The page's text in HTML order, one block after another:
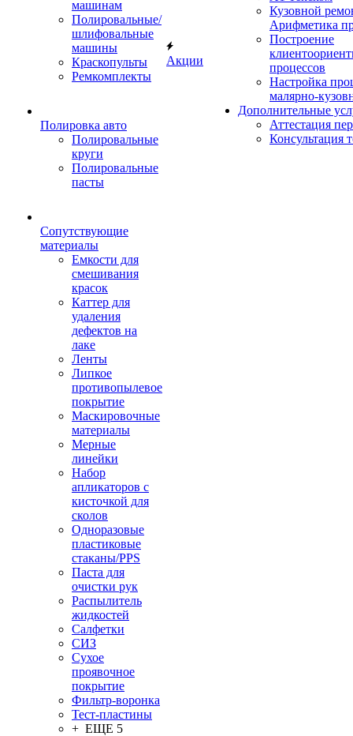
машинам
Полировальные/
шлифовальные
машины
Краскопульты
Ремкомплекты
Полировка авто
Полировальные
круги
Полировальные
пасты
Сопутствующие
материалы
Емкости для
смешивания
красок
Каттер для
удаления
дефектов на
лаке
Ленты
Липкое
противопылевое
покрытие
Маскировочные
материалы
Мерные
линейки
Набор
апликаторов с
кисточкой для
сколов
Одноразовые
пластиковые
стаканы/PPS
Паста для
очистки рук
Распылитель
жидкостей
Салфетки
СИЗ
Сухое
проявочное
покрытие
Фильтр-воронка
Тест-пластины
+ ЕЩЕ 5
Акции
Кузовной
Арифметика
Построение
процессов
Настройка
малярно-
Дополнительные
Аттестация
Консультация